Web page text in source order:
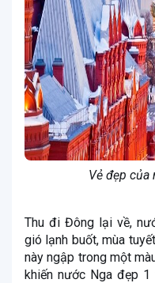
Vẻ đẹp
Thu đi Đông lại về,
gió lạnh buốt, mùa
này ngập trong một
khiến nước Nga đẹp